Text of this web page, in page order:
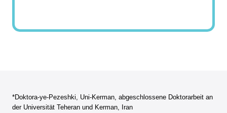
*Doktora-ye-Pezeshki, Uni-Kerman, abgeschlossene Doktorarbeit an
der Universität Teheran und Kerman, Iran